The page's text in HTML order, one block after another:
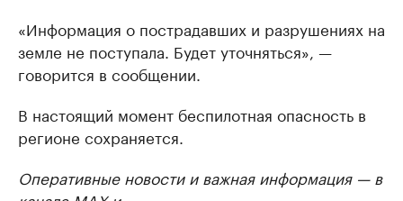
«Информация о пострадавших и разрушениях на
земле не поступала. Будет уточняться», —
говорится в сообщении.
В настоящий момент беспилотная опасность в
регионе сохраняется.
Оперативные новости и важная информация — в